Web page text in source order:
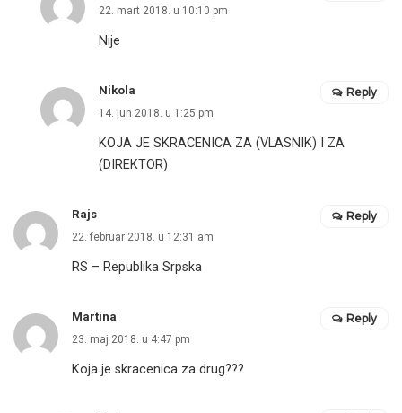
22. mart 2018. u 10:10 pm
Nije
Nikola
14. jun 2018. u 1:25 pm
KOJA JE SKRACENICA ZA (VLASNIK) I ZA
(DIREKTOR)
Reply
Rajs
22. februar 2018. u 12:31 am
RS – Republika Srpska
Reply
Martina
23. maj 2018. u 4:47 pm
Koja je skracenica za drug???
Reply